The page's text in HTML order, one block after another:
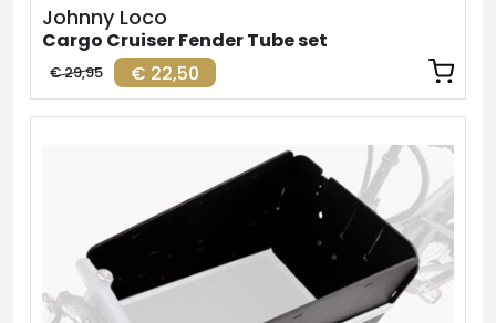
Johnny Loco
Cargo Cruiser Fender Tube set
€ 22,50
€ 29,95